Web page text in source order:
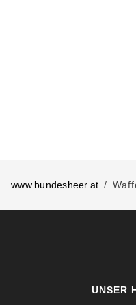
www.bundesheer.at
UNSER